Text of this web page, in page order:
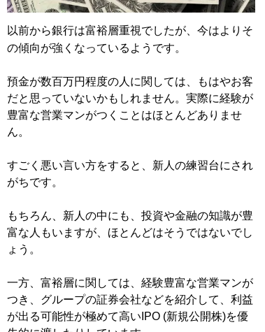
以前から銀行は富裕層重視でしたが、今はよりそ
の傾向が強くなっているようです。
預金が数百万円程度の人に関しては、もはやお客
だと思っていないかもしれません。実際に経験が
豊富な営業マンがつくことはほとんどありませ
ん。
すごく悪い言い方をすると、新人の練習台にされ
がちです。
もちろん、新人の中にも、投資や金融の知識が豊
富な人もいますが、ほとんどはそうではないでし
ょう。
一方、富裕層に関しては、経験豊富な営業マンが
つき、グループの証券会社などを紹介して、利益
が出る可能性が極めて高いIPO (新規公開株)を優